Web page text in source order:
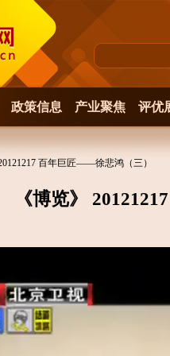
政策信息 产业聚焦 评优
百年巨匠——徐悲鸿（三）
《博览》